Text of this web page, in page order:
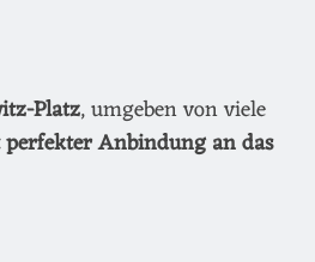
Platz, umgeben von viele
Anbindung an das